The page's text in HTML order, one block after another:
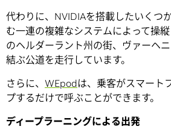
代わりに、NVIDIAを搭載したいくつ
む一連の複雑なシステムによって操
のヘルダーラント州の街、ヴァーヘ
結ぶ公道を走行しています。
さらに、 WEpodは、乗客がスマート
プするだけで呼ぶことができます。
ディープラーニングによる出発